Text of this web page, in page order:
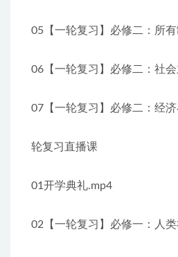
05【一轮复习】必修二：所
06【一轮复习】必修二：社
07【一轮复习】必修二：经
轮复习直播课
01开学典礼.mp4
02【一轮复习】必修一：人